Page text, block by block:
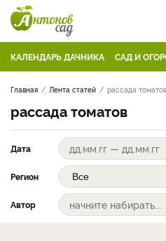
КАЛЕНДАРЬ ДАЧНИКА САД И
Главная Лента статей рассада томатов
рассада томатов
Дата
Регион
Автор